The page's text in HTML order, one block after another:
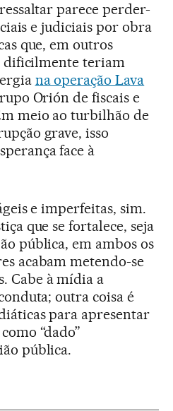
parece perder-
e judiciais por obra
que, em outros
dificilmente teriam
na operação Lava
Orión de fiscais e
meio ao turbilhão de
grave, isso
face à
e imperfeitas, sim.
que se fortalece, seja
pública, em ambos os
acabam metendo-se
Cabe à mídia a
outra coisa é
para apresentar
“dado”
pública.